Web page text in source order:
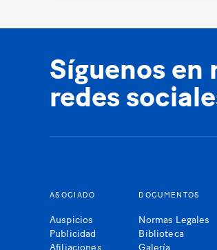
Síguenos en
redes
ASOCIADO
Auspicios
Publicidad
Afiliaciones
DOCUMENTOS
Normas Legales
Biblioteca
Galería